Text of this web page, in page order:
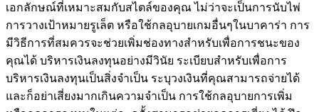
เอกลักษณ์ที่เหมาะสมกับสไตล์ของคุณ ไม่ว่าจะเป็นการนับไพ่
การวางเป้าหมายรูเล็ต หรือใช้กลอุบายเกมอื่นๆในบาคาร่า การ
มีวิธีการที่สมควรจะช่วยเพิ่มช่องทางสำหรับเพื่อการชนะของ
คุณได้ บริหารเงินลงทุนอย่างมีวินัย ระเบียบสำหรับเพื่อการ
บริหารเงินลงทุนเป็นสิ่งจำเป็น ระบุวงเงินที่คุณสามารถจ่ายได้
และก็อย่าเสี่ยงมากเกินความจำเป็น การใช้กลอุบายการเพิ่ม